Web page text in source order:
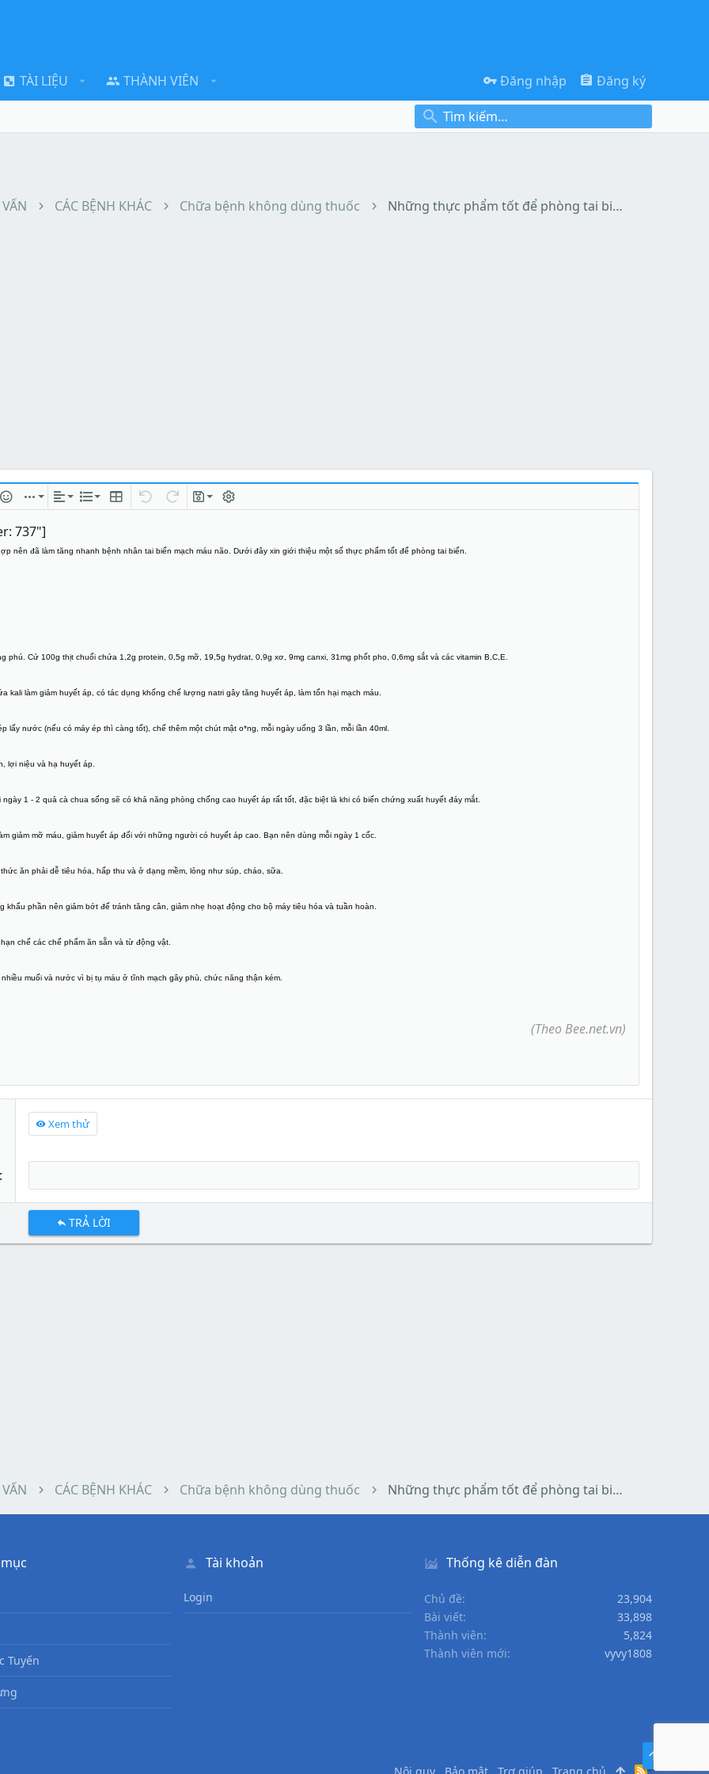
TÀI LIỆU THÀNH VIÊN Đăng nhập Đăng ký
CÁC BỆNH KHÁC Chữa bệnh không dùng thuốc Những thực phẩm tốt để phòng tai biến mạch máu não
ảnh
cười
Chèn
737"]
nên đã làm tăng nhanh bệnh nhân tai biến mạch máu não. Dưới đây xin giới thiệu một số thực phẩm tốt để phòng tai biến.
phú. Cứ 100g thịt chuối chứa 1,2g protein, 0,5g mỡ, 19,5g hydrat, 0,9g xơ, 9mg canxi, 31mg phốt pho, 0,6mg sắt và các vitamin B,C,E.
làm giảm huyết áp, có tác dụng khống chế lượng natri gây tăng huyết áp, làm tổn hại mạch máu.
nước (nếu có máy ép thì càng tốt), chế thêm một chút mật o*ng, mỗi ngày uống 3 lần, mỗi lần 40ml.
lợi niệu và hạ huyết áp.
1 - 2 quả cà chua sống sẽ có khả năng phòng chống cao huyết áp rất tốt, đặc biệt là khi có biến chứng xuất huyết đáy mắt.
giảm mỡ máu, giảm huyết áp đối với những người có huyết áp cao. Bạn nên dùng mỗi ngày 1 cốc.
ăn phải dễ tiêu hóa, hấp thu và ở dạng mềm, lỏng như súp, cháo, sữa.
phần nên giảm bớt để tránh tăng cân, giảm nhẹ hoạt động cho bộ máy tiêu hóa và tuần hoàn.
chế các chế phẩm ăn sẵn và từ động vật.
muối và nước vì bị tụ máu ở tĩnh mạch gây phù, chức năng thận kém.
(Theo Bee.net.vn)
Xem thử
TRẢ LỜI
CÁC BỆNH KHÁC Chữa bệnh không dùng thuốc Những thực phẩm tốt để phòng tai biến mạch máu não
Tuyến
Tài khoản
Login
Thống kê diễn đàn
Chủ đề
23,904
Bài viết
33,898
Thành viên
5,824
Thành viên mới
vyvy1808
Nội quy Bảo mật Trợ giúp Trang chủ R TOP